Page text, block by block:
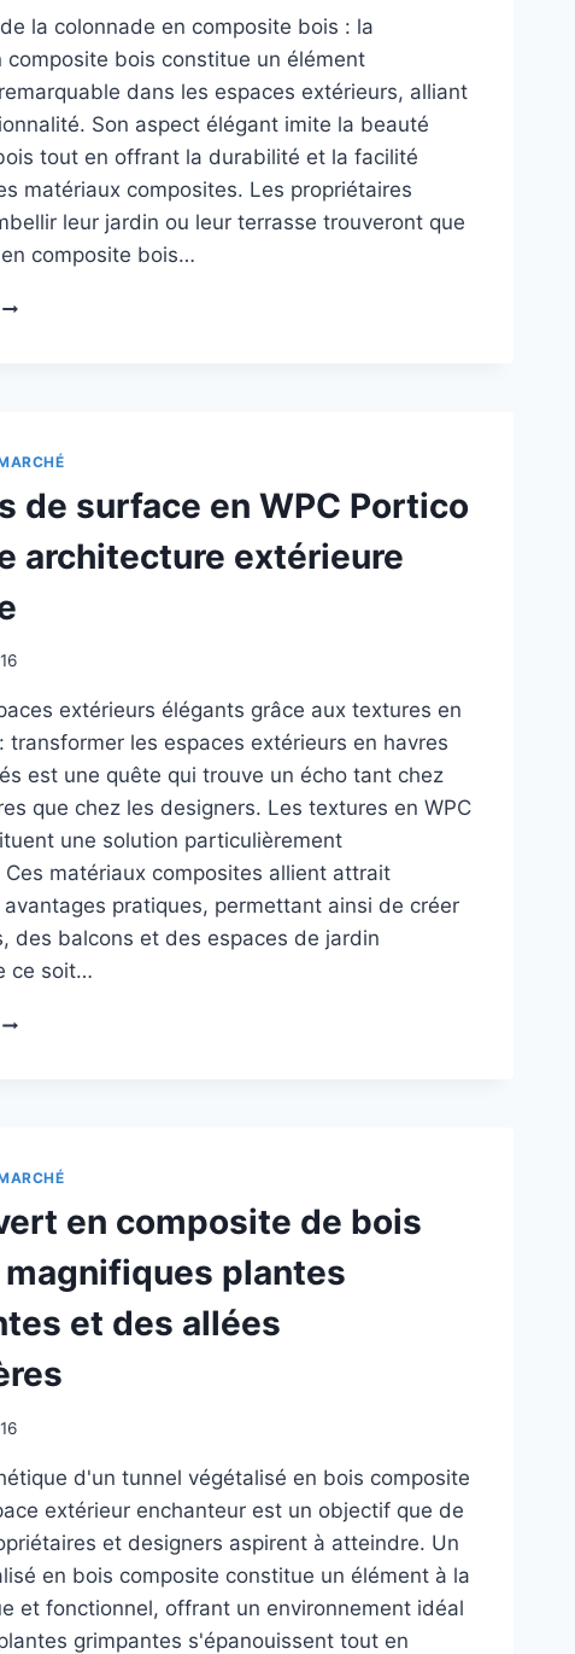
la colonnade en composite bois : la
composite bois constitue un élément
dans les espaces extérieurs, alliant
Son aspect élégant imite la beauté
tout en offrant la durabilité et la facilité
matériaux composites. Les propriétaires
leur jardin ou leur terrasse trouveront que
composite bois…
COLONNADE
de surface en WPC Portico
architecture extérieure
extérieurs élégants grâce aux textures en
transformer les espaces extérieurs en havres
est une quête qui trouve un écho tant chez
que chez les designers. Les textures en WPC
une solution particulièrement
Ces matériaux composites allient attrait
pratiques, permettant ainsi de créer
des balcons et des espaces de jardin
ce soit…
TEXTURES
en composite de bois
plantes
et des allées
d'un tunnel végétalisé en bois composite
extérieur enchanteur est un objectif que de
et designers aspirent à atteindre. Un
en bois composite constitue un élément à la
et fonctionnel, offrant un environnement idéal
grimpantes s'épanouissent tout en